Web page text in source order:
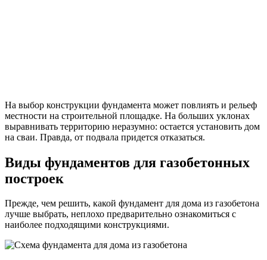
На выбор конструкции фундамента может повлиять и рельеф
местности на строительной площадке. На больших уклонах
выравнивать территорию неразумно: остается установить дом
на сваи. Правда, от подвала придется отказаться.
Виды фундаментов для газобетонных
построек
Прежде, чем решить, какой фундамент для дома из газобетона
лучше выбрать, неплохо предварительно ознакомиться с
наиболее подходящими конструкциями.